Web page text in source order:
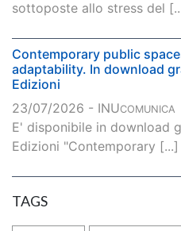
sottoposte allo stress del
Contemporary public
adaptability. In download
Edizioni
23/07/2026 - INUCOMUNICA
E' disponibile in download
Edizioni "Contemporary [...]
TAGS